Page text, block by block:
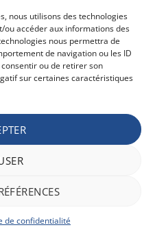
nous utilisons des technologies
ou accéder aux informations des
nous permettra de
de navigation ou les ID
ou de retirer son
sur certaines caractéristiques
de confidentialité
ET VIE PRIVÉE